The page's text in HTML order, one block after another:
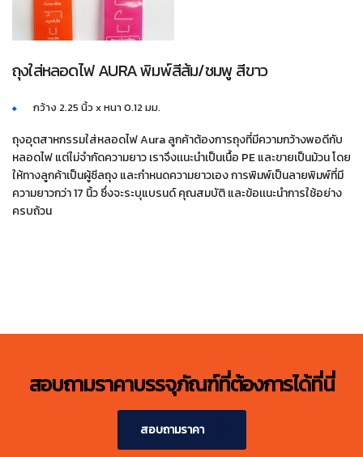
ถุงใส่หลอดไฟ AURA พิมพ์สีส้ม/ชมพู สีขาว
กว้าง 2.25 นิ้ว x หนา 0.12 มม.
ถุงอุตสาหกรรมใส่หลอดไฟ Aura ลูกค้าต้องการถุงที่มีความกว้างพอดีกับ
หลอดไฟ แต่ไม่จำกัดความยาว เราจึงเเนะนำเป็นเนื้อ PE และขายเป็นม้วน โดย
ให้ทางลูกค้าเป็นผู้ซีลถุง และกำหนดความยาวเอง การพิมพ์เป็นลายพิมพ์ที่มี
ความยาวกว่า 17 นิ้ว ซึ่งจะระบุแบรนด์ คุณสมบัติ และข้อเเนะนำการใช้อย่าง
ครบถ้วน
สอบถามราคาบรรจุภัณฑ์ที่ต้องการได้ที่นี่
สอบถามราคา